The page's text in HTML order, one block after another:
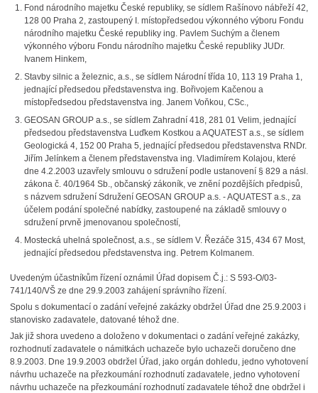
Fond národního majetku České republiky, se sídlem Rašínovo nábřeží 42,
128 00 Praha 2, zastoupený I. místopředsedou výkonného výboru Fondu
národního majetku České republiky ing. Pavlem Suchým a členem
výkonného výboru Fondu národního majetku České republiky JUDr.
Ivanem Hinkem,
Stavby silnic a železnic, a.s., se sídlem Národní třída 10, 113 19 Praha 1,
jednající předsedou představenstva ing. Bořivojem Kačenou a
místopředsedou představenstva ing. Janem Voňkou, CSc.,
GEOSAN GROUP a.s., se sídlem Zahradní 418, 281 01 Velim, jednající
předsedou představenstva Luďkem Kostkou a AQUATEST a.s., se sídlem
Geologická 4, 152 00 Praha 5, jednající předsedou představenstva RNDr.
Jiřím Jelínkem a členem představenstva ing. Vladimírem Kolajou, které
dne 4.2.2003 uzavřely smlouvu o sdružení podle ustanovení § 829 a násl.
zákona č. 40/1964 Sb., občanský zákoník, ve znění pozdějších předpisů,
s názvem sdružení Sdružení GEOSAN GROUP a.s. - AQUATEST a.s., za
účelem podání společné nabídky, zastoupené na základě smlouvy o
sdružení prvně jmenovanou společností,
Mostecká uhelná společnost, a.s., se sídlem V. Řezáče 315, 434 67 Most,
jednající předsedou představenstva ing. Petrem Kolmanem.
Uvedeným účastníkům řízení oznámil Úřad dopisem Č.j.: S 593-O/03-
741/140/VŠ ze dne 29.9.2003 zahájení správního řízení.
Spolu s dokumentací o zadání veřejné zakázky obdržel Úřad dne 25.9.2003 i
stanovisko zadavatele, datované téhož dne.
Jak již shora uvedeno a doloženo v dokumentaci o zadání veřejné zakázky,
rozhodnutí zadavatele o námitkách uchazeče bylo uchazeči doručeno dne
8.9.2003. Dne 19.9.2003 obdržel Úřad, jako orgán dohledu, jedno vyhotovení
návrhu uchazeče na přezkoumání rozhodnutí zadavatele, jedno vyhotovení
návrhu uchazeče na přezkoumání rozhodnutí zadavatele téhož dne obdržel i